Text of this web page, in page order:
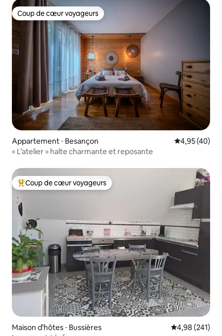
Coup de cœur voyageurs
Coup de cœur voyageurs
Appartement ⋅ Besançon Évaluation
4,95 (40)
« L’atelier » halte charmante et reposante
Coups de cœur voyageurs les plus appréciés
Coup de cœur voyageurs
Maison d'hôtes ⋅ Bussières Évaluation
4,98 (241)